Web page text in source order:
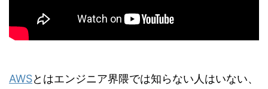
AWSとはエンジニア界隈では知らない人はいない、